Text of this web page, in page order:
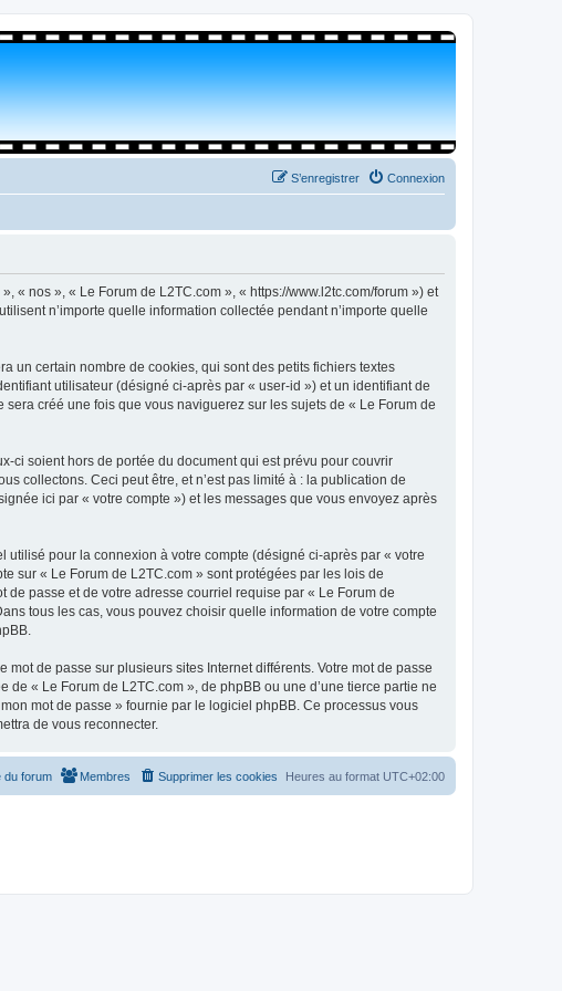
Connexion
S’enregistrer
« nos », « Le Forum de L2TC.com », « https://www.l2tc.com/forum ») et
n’importe quelle information collectée pendant n’importe quelle
un certain nombre de cookies, qui sont des petits fichiers textes
utilisateur (désigné ci-après par « user-id ») et un identifiant de
créé une fois que vous naviguerez sur les sujets de « Le Forum de
ci soient hors de portée du document qui est prévu pour couvrir
collectons. Ceci peut être, et n’est pas limité à : la publication de
ici par « votre compte ») et les messages que vous envoyez après
pour la connexion à votre compte (désigné ci-après par « votre
sur « Le Forum de L2TC.com » sont protégées par les lois de
passe et de votre adresse courriel requise par « Le Forum de
tous les cas, vous pouvez choisir quelle information de votre compte
de passe sur plusieurs sites Internet différents. Votre mot de passe
« Le Forum de L2TC.com », de phpBB ou une d’une tierce partie ne
mot de passe » fournie par le logiciel phpBB. Ce processus vous
de vous reconnecter.
Heures au format UTC+02:00
Supprimer les cookies
Membres
du forum